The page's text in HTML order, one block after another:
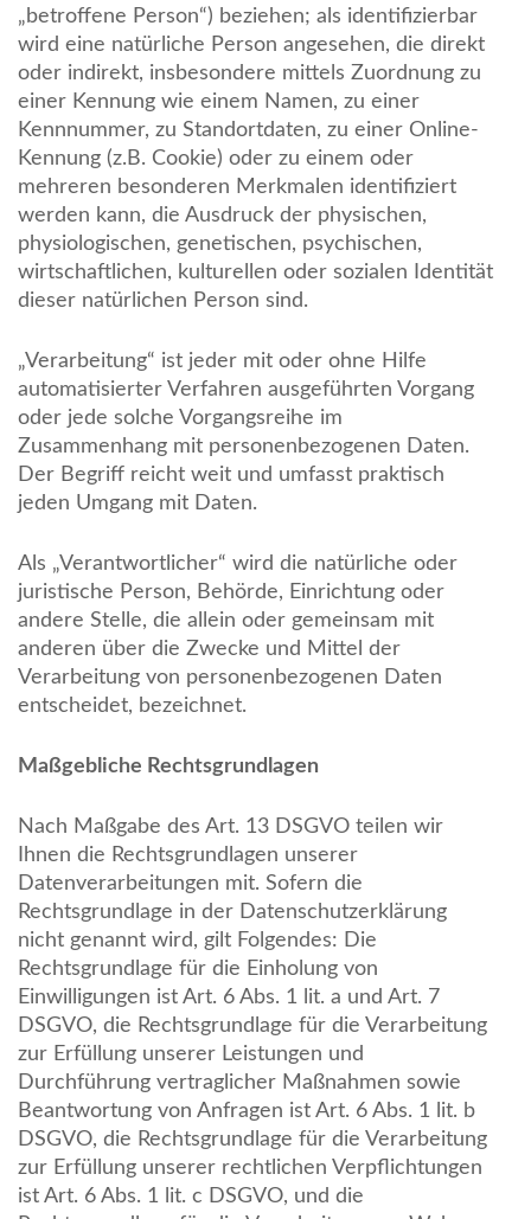
„betroffene Person“) beziehen; als identifizierbar
wird eine natürliche Person angesehen, die direkt
oder indirekt, insbesondere mittels Zuordnung zu
einer Kennung wie einem Namen, zu einer
Kennnummer, zu Standortdaten, zu einer Online-
Kennung (z.B. Cookie) oder zu einem oder
mehreren besonderen Merkmalen identifiziert
werden kann, die Ausdruck der physischen,
physiologischen, genetischen, psychischen,
wirtschaftlichen, kulturellen oder sozialen Identität
dieser natürlichen Person sind.
„Verarbeitung“ ist jeder mit oder ohne Hilfe
automatisierter Verfahren ausgeführten Vorgang
oder jede solche Vorgangsreihe im
Zusammenhang mit personenbezogenen Daten.
Der Begriff reicht weit und umfasst praktisch
jeden Umgang mit Daten.
Als „Verantwortlicher“ wird die natürliche oder
juristische Person, Behörde, Einrichtung oder
andere Stelle, die allein oder gemeinsam mit
anderen über die Zwecke und Mittel der
Verarbeitung von personenbezogenen Daten
entscheidet, bezeichnet.
Maßgebliche Rechtsgrundlagen
Nach Maßgabe des Art. 13 DSGVO teilen wir
Ihnen die Rechtsgrundlagen unserer
Datenverarbeitungen mit. Sofern die
Rechtsgrundlage in der Datenschutzerklärung
nicht genannt wird, gilt Folgendes: Die
Rechtsgrundlage für die Einholung von
Einwilligungen ist Art. 6 Abs. 1 lit. a und Art. 7
DSGVO, die Rechtsgrundlage für die Verarbeitung
zur Erfüllung unserer Leistungen und
Durchführung vertraglicher Maßnahmen sowie
Beantwortung von Anfragen ist Art. 6 Abs. 1 lit. b
DSGVO, die Rechtsgrundlage für die Verarbeitung
zur Erfüllung unserer rechtlichen Verpflichtungen
ist Art. 6 Abs. 1 lit. c DSGVO, und die